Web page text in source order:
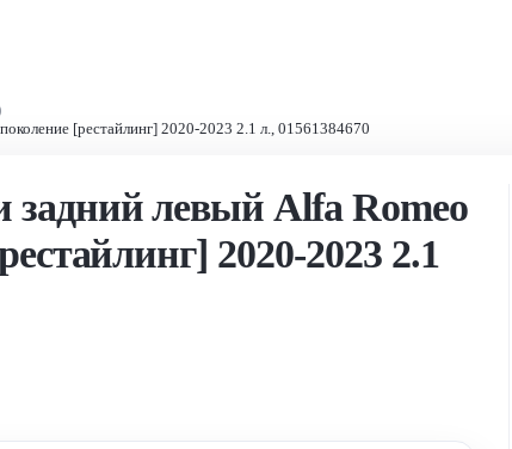
[рестайлинг] 2020-2023 2.1 л., 01561384670
задний левый Alfa Romeo
2020-2023 2.1